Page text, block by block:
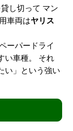
し切って マン
車両はヤリス
ーパードライ
い車種。 それ
い」という強い